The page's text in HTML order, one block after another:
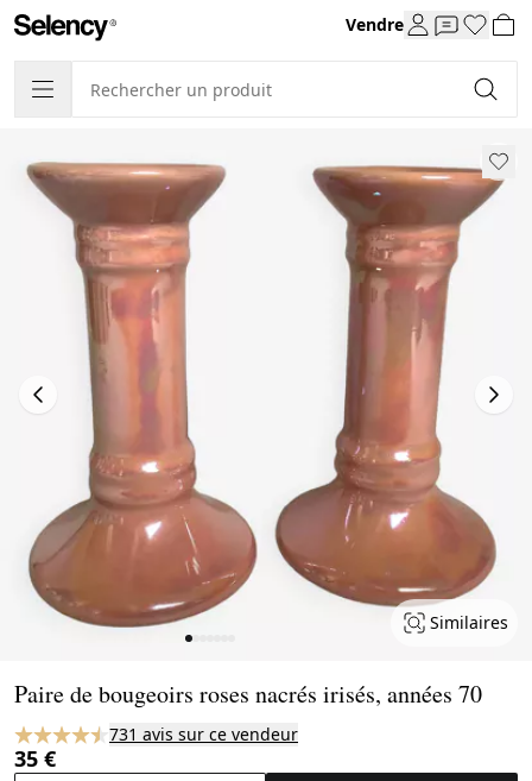
Vendre
Similaires
Paire de bougeoirs roses nacrés irisés, années 70
731 avis sur ce vendeur
35 €